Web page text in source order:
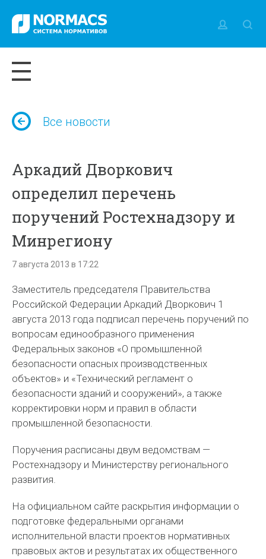
Все новости
Аркадий Дворкович
определил перечень
поручений Ростехнадзору и
Минрегиону
7 августа 2013 в 17:22
Заместитель председателя Правительства
Российской Федерации Аркадий Дворкович 1
августа 2013 года подписал перечень поручений по
вопросам единообразного применения
Федеральных законов «О промышленной
безопасности опасных производственных
объектов» и «Технический регламент о
безопасности зданий и сооружений», а также
корректировки норм и правил в области
промышленной безопасности.
Поручения расписаны двум ведомствам —
Ростехнадзору и Министерству регионального
развития.
На официальном сайте раскрытия информации о
подготовке федеральными органами
исполнительной власти проектов нормативных
правовых актов и результатах их общественного